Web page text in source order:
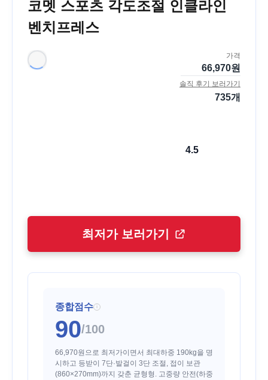
코멧 스포츠 각도조절 인클라인
벤치프레스
가격
66,970원
솔직 후기 보러가기
735개
4.5
최저가 보러가기
종합점수 i
90/100
66,970원으로 최저가이면서 최대하중 190kg을 명
시하고 등받이 7단·발걸이 3단 조절, 접이 보관
(860×270mm)까지 갖춘 균형형. 고중량 안전(하중